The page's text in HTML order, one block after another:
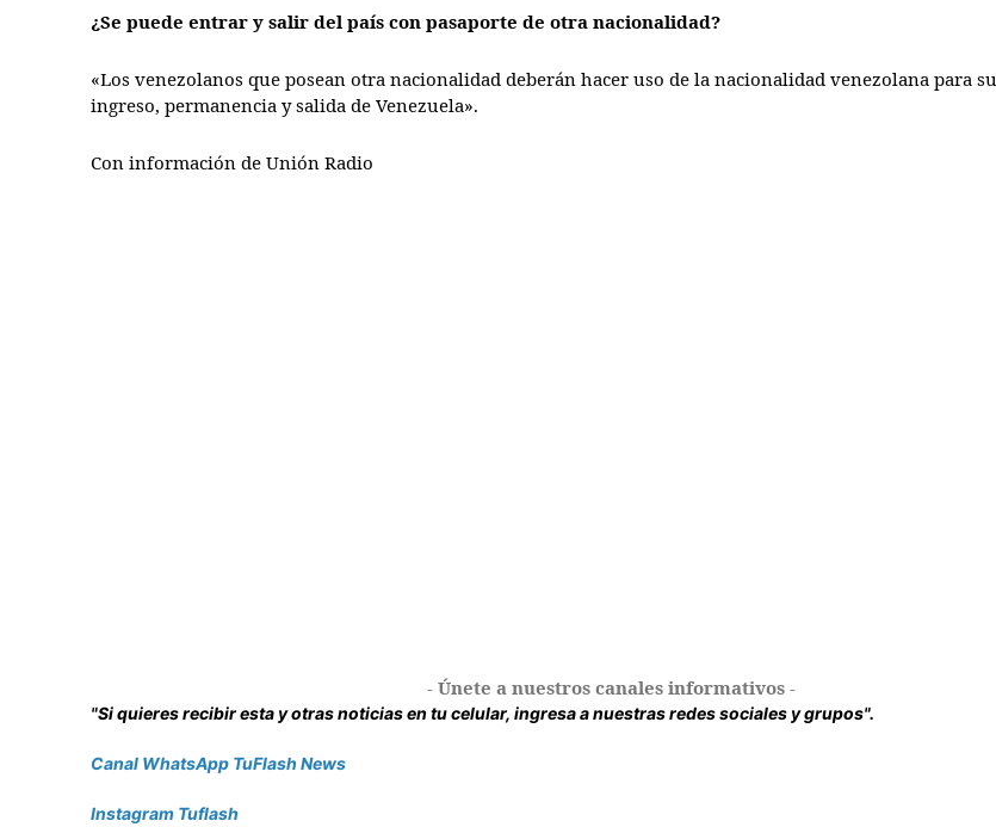
¿Se puede entrar y salir del país con pasaporte de otra nacionalidad?
«Los venezolanos que posean otra nacionalidad deberán hacer uso de la nacionalidad venezolana para su
ingreso, permanencia y salida de Venezuela».
Con información de Unión Radio
- Únete a nuestros canales informativos -
"Si quieres recibir esta y otras noticias en tu celular, ingresa a nuestras redes sociales y grupos".
Canal WhatsApp TuFlash News
Instagram Tuflash